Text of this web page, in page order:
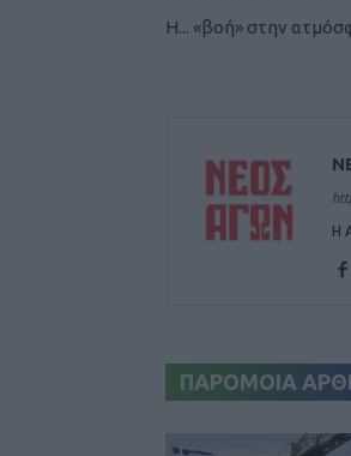
Η... «βοή» στην
Η
ΠΑΡΟΜΟΙΑ